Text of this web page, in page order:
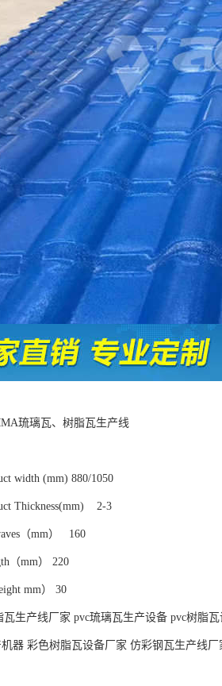
琉璃瓦、树脂瓦生产线
width (mm) 880/1050
Thickness(mm) 2-3
（mm） 160
（mm） 220
mm） 30
瓦生产线厂家 pvc琉璃瓦生产设备 pvc树脂
器 彩色树脂瓦设备厂家 仿彩钢瓦生产线